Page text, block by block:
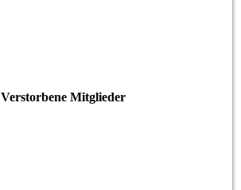
Verstorbene Mitglieder